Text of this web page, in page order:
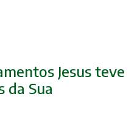
Jesus teve
da Sua